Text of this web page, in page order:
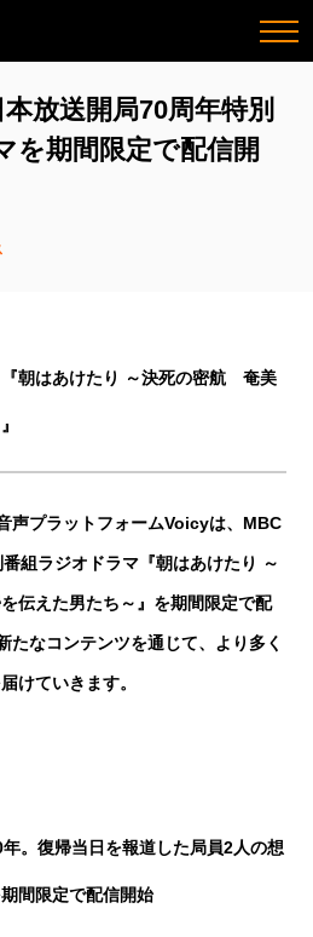
放送開局70周年特別
を期間限定で配信開
朝はあけたり ～決死の密航 奄美
声プラットフォームVoicyは、MBC
組ラジオドラマ『朝はあけたり ～
伝えた男たち～』を期間限定で配
たなコンテンツを通じて、より多く
けていきます。
。復帰当日を報道した局員2人の想
間限定で配信開始